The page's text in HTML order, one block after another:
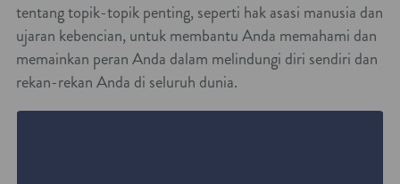
tentang topik-topik penting, seperti hak asasi manusia dan
ujaran kebencian, untuk membantu Anda memahami dan
memainkan peran Anda dalam melindungi diri sendiri dan
rekan-rekan Anda di seluruh dunia.